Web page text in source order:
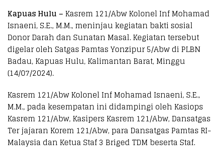
Kapuas Hulu – Kasrem 121/Abw Kolonel Inf Mohamad
Isnaeni, S.E., M.M., meninjau kegiatan bakti sosial
Donor Darah dan Sunatan Masal. Kegiatan tersebut
digelar oleh Satgas Pamtas Yonzipur 5/Abw di PLBN
Badau, Kapuas Hulu, Kalimantan Barat, Minggu
(14/07/2024).
Kasrem 121/Abw Kolonel Inf Mohamad Isnaeni, S.E.,
M.M., pada kesempatan ini didampingi oleh Kasiops
Kasrem 121/Abw, Kasipers Kasrem 121/Abw, Dansatgas
Ter jajaran Korem 121/Abw, para Dansatgas Pamtas RI-
Malaysia dan Ketua Staf 3 Briged TDM beserta Staf.